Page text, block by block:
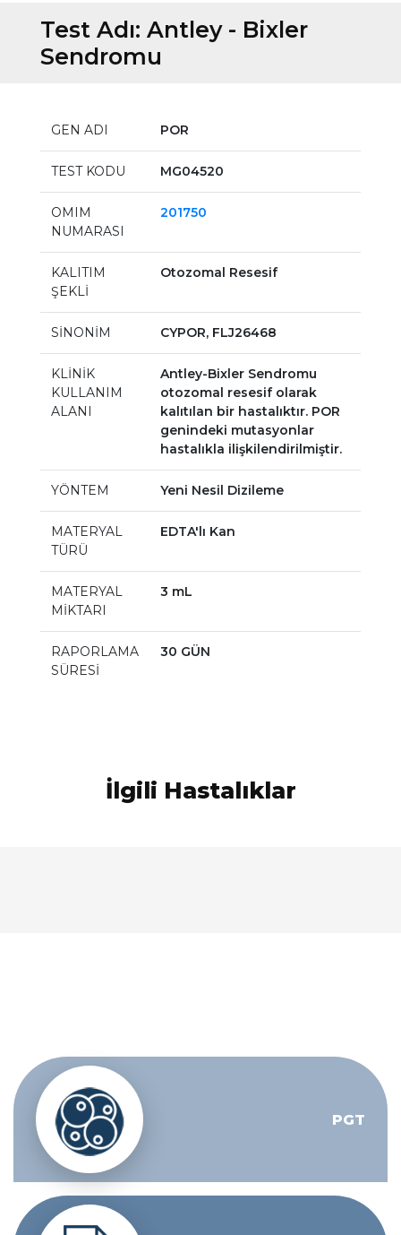
Test Adı: Antley - Bixler
Sendromu
GEN ADI POR
TEST KODU MG04520
OMIM
NUMARASI
201750
KALITIM
ŞEKLİ
Otozomal Resesif
SİNONİM CYPOR, FLJ26468
KLİNİK
KULLANIM
ALANI
Antley-Bixler Sendromu
otozomal resesif olarak
kalıtılan bir hastalıktır. POR
genindeki mutasyonlar
hastalıkla ilişkilendirilmiştir.
YÖNTEM Yeni Nesil Dizileme
MATERYAL
TÜRÜ
EDTA'lı Kan
MATERYAL
MİKTARI
3 mL
RAPORLAMA
SÜRESİ
30 GÜN
İlgili Hastalıklar
PGT